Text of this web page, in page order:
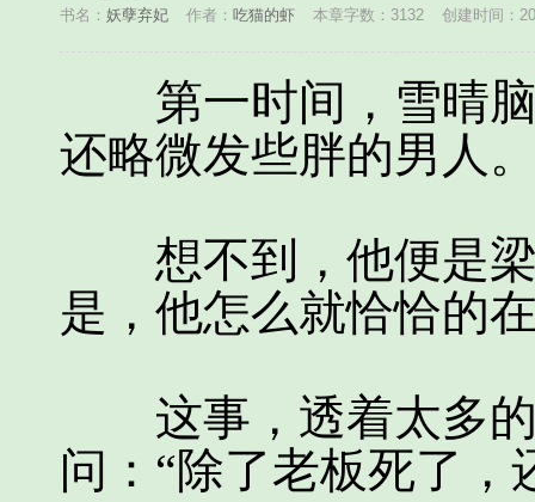
书名： 妖孽弃妃 作者： 吃猫的虾 本章字数：3132 创建时间：
第一时间，雪晴脑
还略微发些胖的男人
想不到，他便是梁
是，他怎么就恰恰的
这事，透着太多的
问：“除了老板死了，